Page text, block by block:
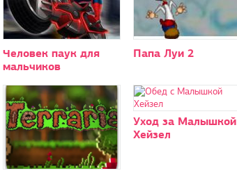
Человек паук для
мальчиков
Папа Луи 2
Уход за Малышкой
Хейзел